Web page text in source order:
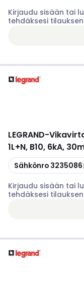
Kirjaudu sisään tai
tehdäksesi tilauksen
LEGRAND-
1L+N, B10, 6kA,
Kopioi
Sähkönro 3235086
Kirjaudu sisään tai
tehdäksesi tilauksen